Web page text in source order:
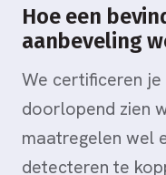
Hoe een
aanbeveling
We certificeren
doorlopend zien
maatregelen wel
detecteren te